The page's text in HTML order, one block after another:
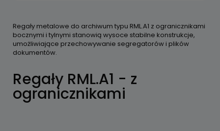
Regały metalowe do archiwum typu RML.A1 z ogranicznikami
bocznymi i tylnymi stanowią wysoce stabilne konstrukcje,
umożliwiające przechowywanie segregatorów i plików
dokumentów.
Regały RML.A1 - z
ogranicznikami